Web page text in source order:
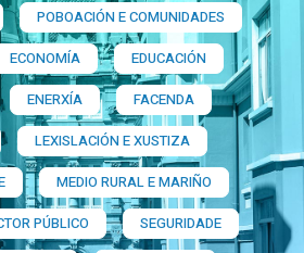
POBOACIÓN E COMUNIDADES
ECONOMÍA
EDUCACIÓN
ENERXÍA
FACENDA
LEXISLACIÓN E XUSTIZA
MEDIO RURAL E MARIÑO
PÚBLICO
SEGURIDADE